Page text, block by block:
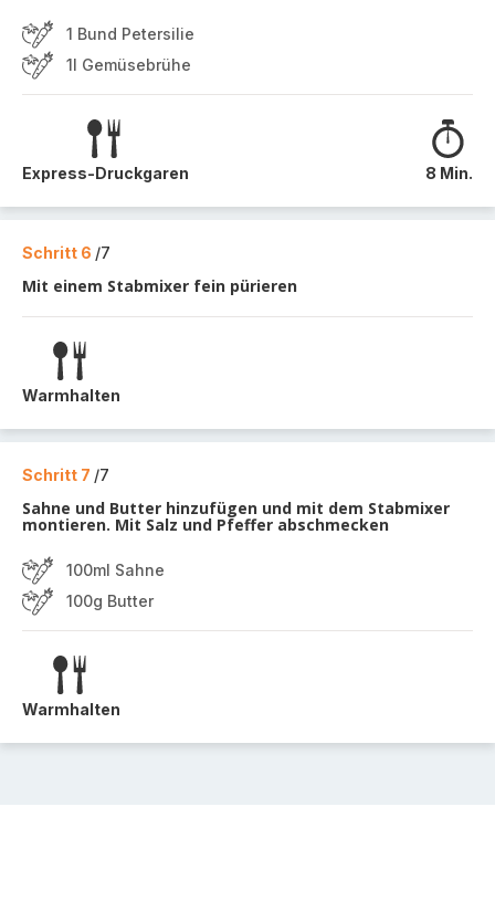
1 Bund Petersilie
1l Gemüsebrühe
Express-Druckgaren 8 Min.
Schritt 6 /7
Mit einem Stabmixer fein pürieren
Warmhalten
Schritt 7 /7
Sahne und Butter hinzufügen und mit dem Stabmixer
montieren. Mit Salz und Pfeffer abschmecken
100ml Sahne
100g Butter
Warmhalten